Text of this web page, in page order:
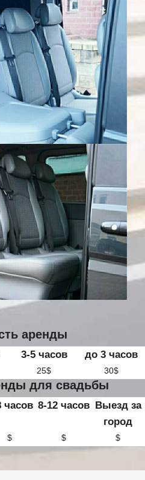
аренды
3-5 часов до 3 часов
25$ 30$
для свадьбы
часов 8-12 часов Выезд за
город
$ $ $